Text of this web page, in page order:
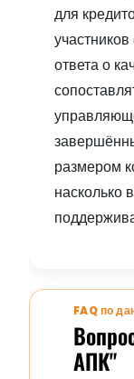
для
ответа о
размером
насколько
FAQ по
АПК"